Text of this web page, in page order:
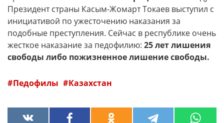
Президент страны Касым-Жомарт Токаев выступил с
инициативой по ужесточению наказания за
подобные преступления. Сейчас в республике очень
жесткое наказание за педофилию: 25 лет лишения
свободы либо пожизненное лишение свободы.
Педофилы Казахстан